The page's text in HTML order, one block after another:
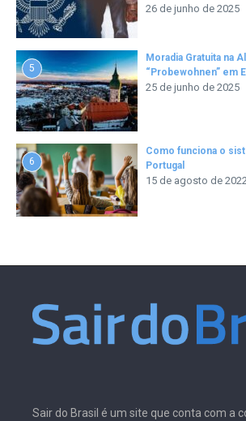
26 de junho de 2025
5
Moradia Gratuita na
“Probewohnen” em
25 de junho de 2025
6
Como funciona o
Portugal
15 de agosto de 2022
Sair do Brasil é um site que conta com a